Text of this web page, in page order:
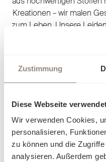
Zustimmung
Diese Webseite
Wir verwenden Cookies,
personalisieren,
zu können und die
analysieren. Außerdem
Kreationen – wir malen
zum Leben. Unsere
Design und
jedem Detail. Jedes
von Hand gemalt. Es
Rückzugsort in eine
bleibende
Über